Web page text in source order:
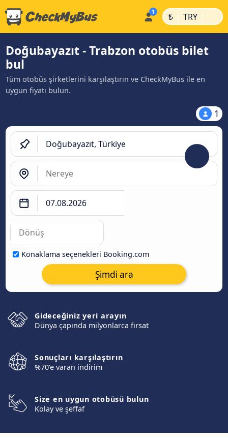
₺ | TRY |
Doğubayazıt - Trabzon otobüs bilet
bul
Tüm otobüs şirketlerini karşılaştırın ve CheckMyBus ile en
uygun fiyatı bulun.
1
Konaklama seçenekleri Booking.com
Şimdi ara
Gideceğiniz yeri arayın
Dünya çapında milyonlarca fırsat
Sonuçları karşılaştırın
%70'e varan indirim
Size en uygun otobüsü bulun
Kolay ve şeffaf